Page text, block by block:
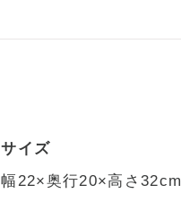
サイズ
幅22×奥行20×高さ32cm